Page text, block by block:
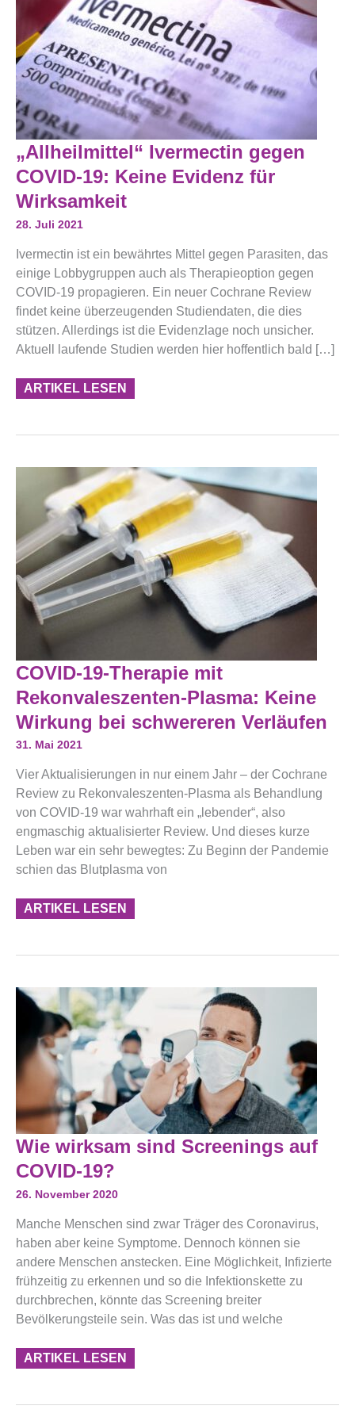
„Allheilmittel“ Ivermectin gegen
COVID-19: Keine Evidenz für
Wirksamkeit
28. Juli 2021
Ivermectin ist ein bewährtes Mittel gegen Parasiten, das
einige Lobbygruppen auch als Therapieoption gegen
COVID-19 propagieren. Ein neuer Cochrane Review
findet keine überzeugenden Studiendaten, die dies
stützen. Allerdings ist die Evidenzlage noch unsicher.
Aktuell laufende Studien werden hier hoffentlich bald […]
„Allheilmittel“
Ivermectin
Gegen
COVID-
19:
Keine
Evidenz
Wirksamkeit
ARTIKEL LESEN
COVID-19-Therapie mit
Rekonvaleszenten-Plasma: Keine
Wirkung bei schwereren Verläufen
31. Mai 2021
Vier Aktualisierungen in nur einem Jahr – der Cochrane
Review zu Rekonvaleszenten-Plasma als Behandlung
von COVID-19 war wahrhaft ein „lebender“, also
engmaschig aktualisierter Review. Und dieses kurze
Leben war ein sehr bewegtes: Zu Beginn der Pandemie
schien das Blutplasma von
COVID-
19-
Therapie
Mit
Rekonvaleszenten-
Plasma:
Keine
Bei
Schwereren
Verläufen
ARTIKEL LESEN
Wie wirksam sind Screenings auf
COVID-19?
26. November 2020
Manche Menschen sind zwar Träger des Coronavirus,
haben aber keine Symptome. Dennoch können sie
andere Menschen anstecken. Eine Möglichkeit, Infizierte
frühzeitig zu erkennen und so die Infektionskette zu
durchbrechen, könnte das Screening breiter
Bevölkerungsteile sein. Was das ist und welche
Wie
Wirksam
Sind
Screenings
Auf
COVID-
ARTIKEL LESEN